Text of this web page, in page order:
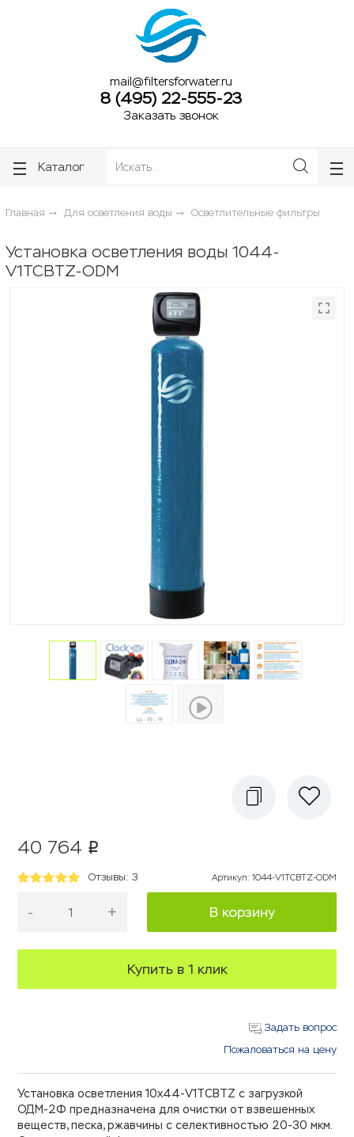
mail@filtersforwater.ru
8 (495) 22-555-23
Заказать звонок
Каталог
Главная Для осветления воды Осветлительные фильтры
Установка осветления воды 1044-
V1TCBTZ-ODM
40 764 p
Отзывы: 3 Артикул:1044-V1TCBTZ-ODM
- + В корзину
Купить в 1 клик
Задать вопрос
Пожаловаться на цену
Установка осветления 10х44-V1TCBTZ с загрузкой
ОДМ-2Ф предназначена для очистки от взвешенных
веществ, песка, ржавчины с селективностью 20-30 мкм.